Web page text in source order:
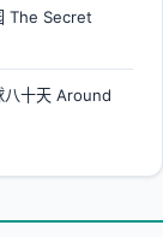
The Secret
八十天 Around